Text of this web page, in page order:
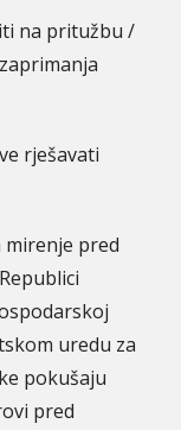
na pritužbu /
rješavati
pred
uredu za
pokušaju
pred